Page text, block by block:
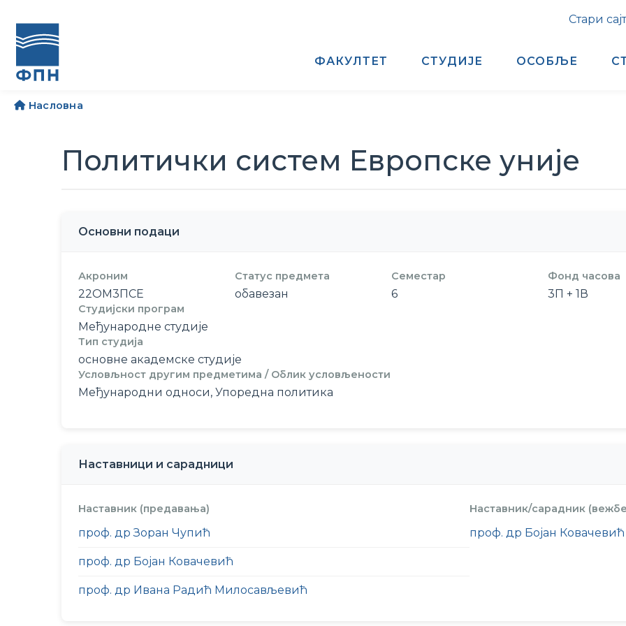
Стари сајт
ФАКУЛТЕТ СТУДИЈЕ ОСОБЉЕ
Насловна
Политички систем Европске уније
Основни подаци
Акроним
22ОМ3ПСЕ
Статус предмета
обавезан
Семестар
6
Фонд часова
3П + 1В
Студијски програм
Међународне студије
Тип студија
основне академске студије
Условљност другим предметима / Облик условљености
Међународни односи, Упоредна политика
Наставници и сарадници
Наставник (предавања)
проф. др Зоран Чупић
проф. др Бојан Ковачевић
проф. др Ивана Радић Милосављевић
Наставник/сарадник
проф. др Бојан Ковачевић